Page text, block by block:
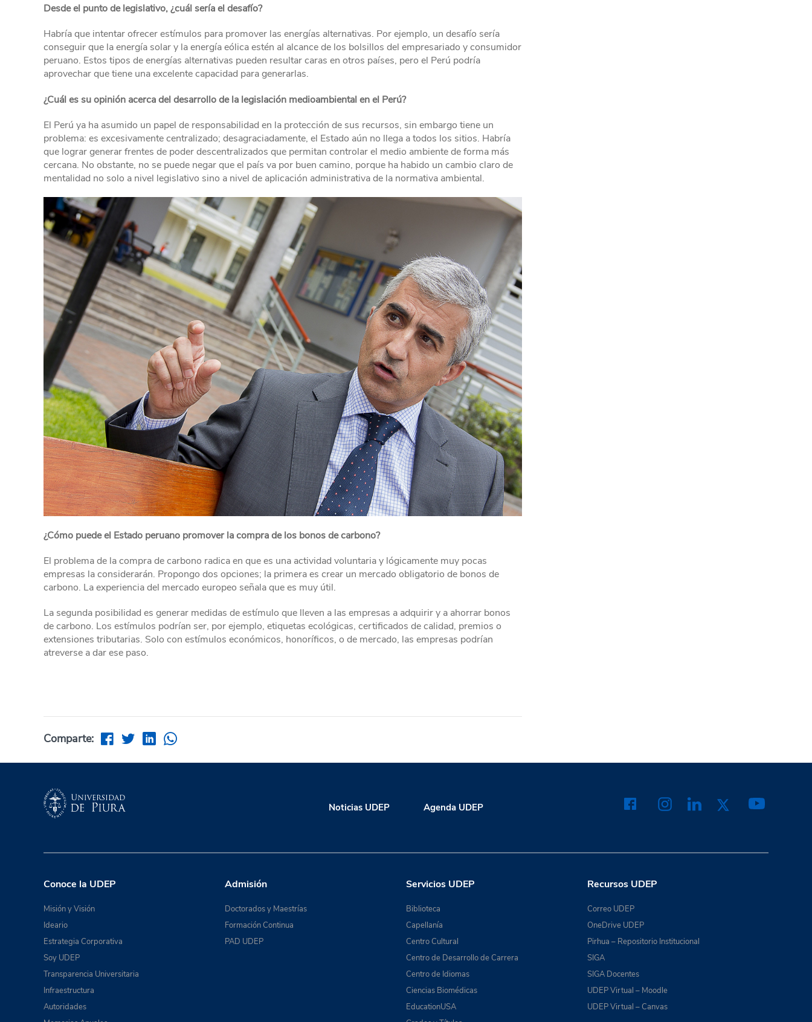
Desde el punto de legislativo, ¿cuál sería el desafío?
Habría que intentar ofrecer estímulos para promover las energías alternativas. Por ejemplo, un desafío sería
conseguir que la energía solar y la energía eólica estén al alcance de los bolsillos del empresariado y consumidor
peruano. Estos tipos de energías alternativas pueden resultar caras en otros países, pero el Perú podría
aprovechar que tiene una excelente capacidad para generarlas.
¿Cuál es su opinión acerca del desarrollo de la legislación medioambiental en el Perú?
El Perú ya ha asumido un papel de responsabilidad en la protección de sus recursos, sin embargo tiene un
problema: es excesivamente centralizado; desagraciadamente, el Estado aún no llega a todos los sitios. Habría
que lograr generar frentes de poder descentralizados que permitan controlar el medio ambiente de forma más
cercana. No obstante, no se puede negar que el país va por buen camino, porque ha habido un cambio claro de
mentalidad no solo a nivel legislativo sino a nivel de aplicación administrativa de la normativa ambiental.
¿Cómo puede el Estado peruano promover la compra de los bonos de carbono?
El problema de la compra de carbono radica en que es una actividad voluntaria y lógicamente muy pocas
empresas la considerarán. Propongo dos opciones; la primera es crear un mercado obligatorio de bonos de
carbono. La experiencia del mercado europeo señala que es muy útil.
La segunda posibilidad es generar medidas de estímulo que lleven a las empresas a adquirir y a ahorrar bonos
de carbono. Los estímulos podrían ser, por ejemplo, etiquetas ecológicas, certificados de calidad, premios o
extensiones tributarias. Solo con estímulos económicos, honoríficos, o de mercado, las empresas podrían
atreverse a dar ese paso.
Comparte:
Noticias UDEP Agenda UDEP
Conoce la UDEP
Misión y Visión
Ideario
Estrategia Corporativa
Soy UDEP
Transparencia Universitaria
Infraestructura
Autoridades
Admisión
Doctorados y Maestrías
Formación Continua
PAD UDEP
Servicios UDEP
Biblioteca
Capellanía
Centro Cultural
Centro de Desarrollo de Carrera
Centro de Idiomas
Ciencias Biomédicas
EducationUSA
Recursos UDEP
Correo UDEP
OneDrive UDEP
Pirhua – Repositorio Institucional
SIGA
SIGA Docentes
UDEP Virtual – Moodle
UDEP Virtual – Canvas